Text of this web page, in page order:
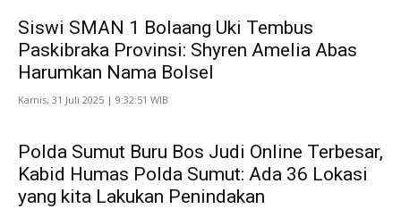
Siswi SMAN 1 Bolaang Uki Tembus
Paskibraka Provinsi: Shyren Amelia Abas
Harumkan Nama Bolsel
Kamis, 31 Juli 2025 | 9:32:51 WIB
Polda Sumut Buru Bos Judi Online Terbesar,
Kabid Humas Polda Sumut: Ada 36 Lokasi
yang kita Lakukan Penindakan